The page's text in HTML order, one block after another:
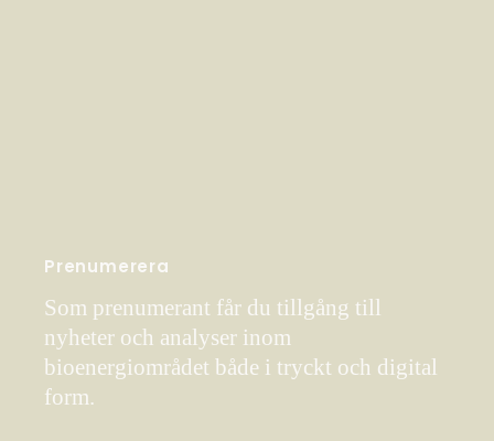
Prenumerera
Som prenumerant får du tillgång till
nyheter och analyser inom
bioenergiområdet både i tryckt och digital
form.